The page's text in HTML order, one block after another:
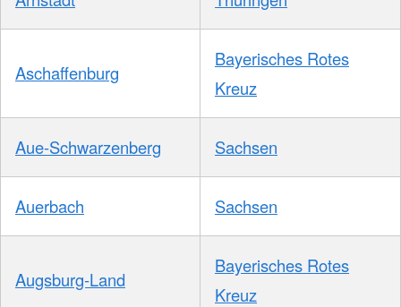
Aschaffenburg
Bayerisches Rotes
Kreuz
Aue-Schwarzenberg Sachsen
Auerbach Sachsen
Augsburg-Land
Bayerisches Rotes
Kreuz